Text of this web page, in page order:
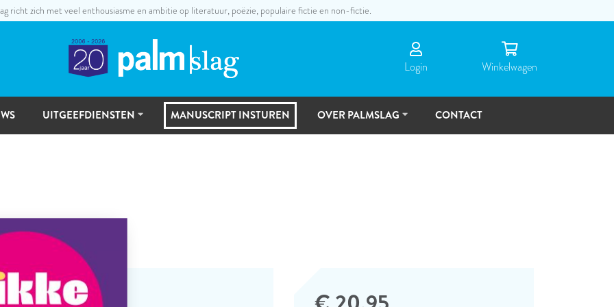
richt zich met veel enthousiasme en ambitie op literatuur, poëzie, populaire fictie en non-fictie.
Login Winkel­wagen
UITGEEFDIENSTEN MANUSCRIPT INSTUREN OVER PALMSLAG CONTACT